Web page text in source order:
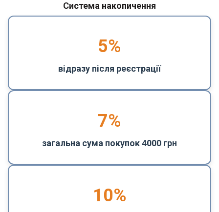
Система накопичення
5%
відразу після реєстрації
7%
загальна сума покупок 4000 грн
10%